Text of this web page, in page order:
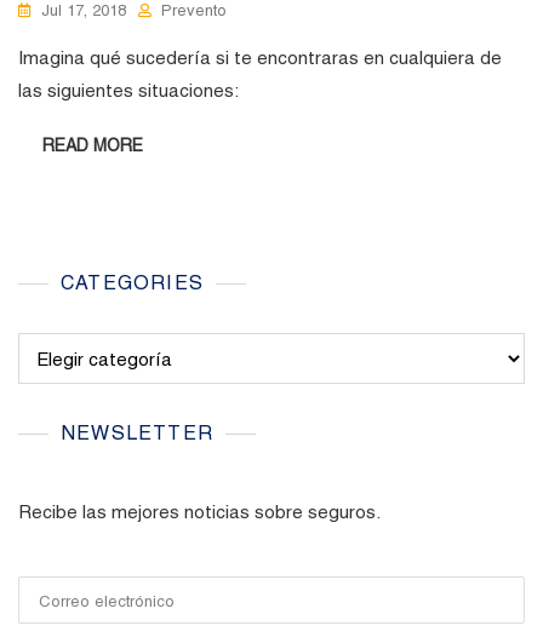
Jul 17, 2018 Prevento
Imagina qué sucedería si te encontraras en cualquiera de
las siguientes situaciones:
READ MORE
CATEGORIES
NEWSLETTER
Recibe las mejores noticias sobre seguros.